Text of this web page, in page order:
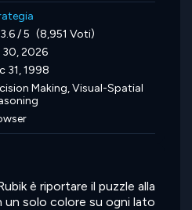
3.6 / 5 (8,951 Voti)
30, 2026
31, 1998
Making,Visual-Spatial
è riportare il puzzle alla
un solo colore su ogni lato